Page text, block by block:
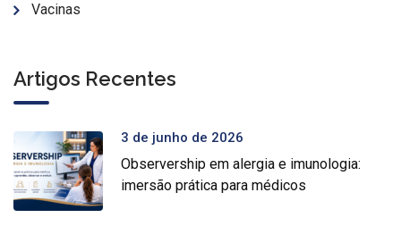
Vacinas
Artigos Recentes
3 de junho de 2026
Observership em alergia e imunologia:
imersão prática para médicos